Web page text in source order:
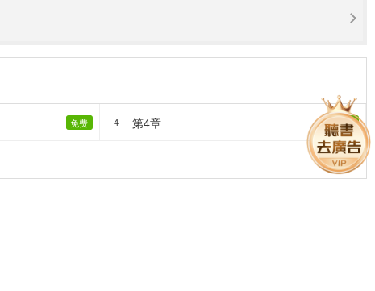
免费 4 第4章 免费